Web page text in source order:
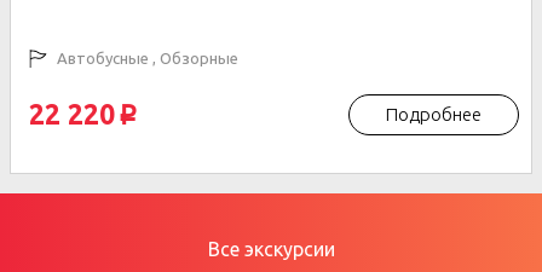
Автобусные , Обзорные
22 220 p Подробнее
Все экскурсии